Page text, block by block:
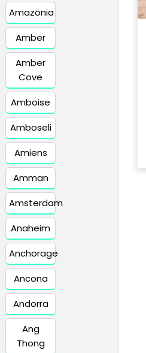
Amazonia
Amber
Amber
Cove
Amboise
Amboseli
Amiens
Amman
Amsterdam
Anaheim
Anchorage
Ancona
Andorra
Ang
Thong